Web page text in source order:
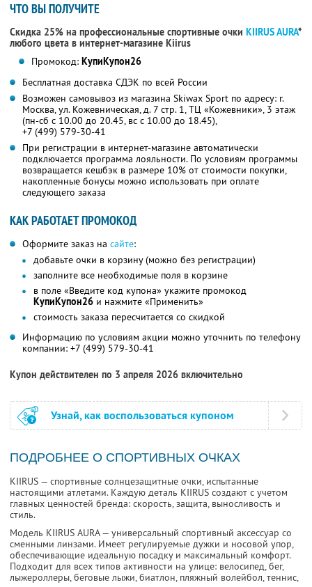
ЧТО ВЫ ПОЛУЧИТЕ
Скидка 25% на профессиональные спортивные очки KIIRUS AURA*
любого цвета в интернет-магазине Kiirus
Промокод: КупиКупон26
Бесплатная доставка СДЭК по всей России
Возможен самовывоз из магазина Skiwax Sport по адресу: г.
Москва, ул. Кожевническая, д. 7 стр. 1, ТЦ «Кожевники», 3 этаж
(пн-сб с 10.00 до 20.45, вс с 10.00 до 18.45),
+7 (499) 579-30-41
При регистрации в интернет-магазине автоматически
подключается программа лояльности. По условиям программы
возвращается кешбэк в размере 10% от стоимости покупки,
накопленные бонусы можно использовать при оплате
следующего заказа
КАК РАБОТАЕТ ПРОМОКОД
Оформите заказ на сайте:
добавьте очки в корзину (можно без регистрации)
заполните все необходимые поля в корзине
в поле «Введите код купона» укажите промокод
КупиКупон26 и нажмите «Применить»
стоимость заказа пересчитается со скидкой
Информацию по условиям акции можно уточнить по телефону
компании: +7 (499) 579-30-41
Купон действителен по 3 апреля 2026 включительно
Узнай, как воспользоваться купоном
ПОДРОБНЕЕ О СПОРТИВНЫХ ОЧКАХ
KIIRUS — спортивные солнцезащитные очки, испытанные
настоящими атлетами. Каждую деталь KIIRUS создают с учетом
главных ценностей бренда: скорость, защита, выносливость и
стиль.
Модель KIIRUS AURA — универсальный спортивный аксессуар со
сменными линзами. Имеет регулируемые дужки и носовой упор,
обеспечивающие идеальную посадку и максимальный комфорт.
Подходит для всех типов активности на улице: велосипед, бег,
лыжероллеры, беговые лыжи, биатлон, пляжный волейбол, теннис,